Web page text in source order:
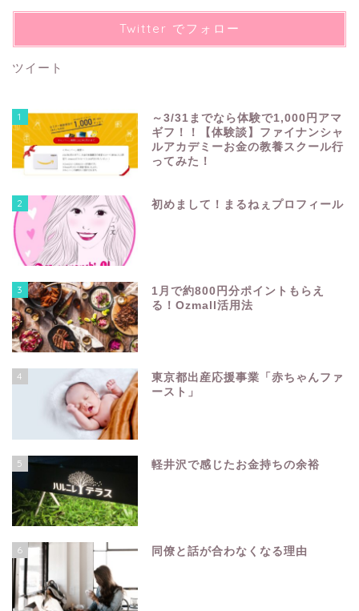
Twitter でフォロー
ツイート
1
～3/31までなら体験で1,000円アマ
ギフ！！【体験談】ファイナンシャ
ルアカデミーお金の教養スクール行
ってみた！
2 初めまして！まるねぇプロフィール
3
1月で約800円分ポイントもらえ
る！Ozmall活用法
4
東京都出産応援事業「赤ちゃんファ
ースト」
5 軽井沢で感じたお金持ちの余裕
6 同僚と話が合わなくなる理由